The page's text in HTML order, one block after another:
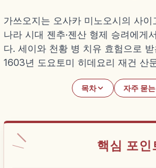
가쓰오지는 오사카 미노오시의 사
나라 시대 젠추·젠산 형제 승려에게
다. 세이와 천황 병 치유 효험으로
1603년 도요토미 히데요리 재건 산
목차 자주 묻
핵심 포인